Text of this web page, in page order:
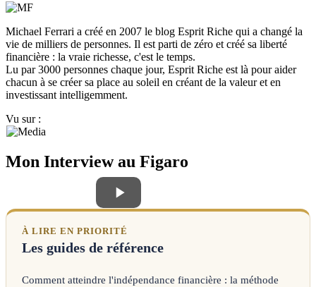
Michael Ferrari a créé en 2007 le blog Esprit Riche qui a changé la
vie de milliers de personnes. Il est parti de zéro et créé sa liberté
financière : la vraie richesse, c'est le temps.
Lu par 3000 personnes chaque jour, Esprit Riche est là pour aider
chacun à se créer sa place au soleil en créant de la valeur et en
investissant intelligemment.
Vu sur :
Mon Interview au Figaro
À LIRE EN PRIORITÉ
Les guides de référence
Comment atteindre l'indépendance financière : la méthode